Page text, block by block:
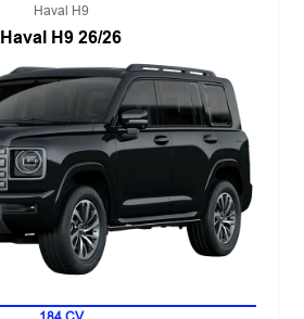
Haval H9
Haval H9 26/26
7 LUGARES